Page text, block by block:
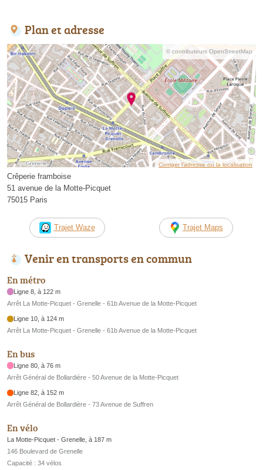
Plan et adresse
© contributeurs OpenStreetMap
Corriger l’adresse ou la localisation
Crêperie framboise
51 avenue de la Motte-Picquet
75015 Paris
Trajet Waze Trajet Maps
Venir en transports en commun
En métro
Ligne 8, à 122 m
Arrêt La Motte-Picquet - Grenelle - 61b Avenue de la Motte-Picquet
Ligne 10, à 124 m
Arrêt La Motte-Picquet - Grenelle - 61b Avenue de la Motte-Picquet
En bus
Ligne 80, à 76 m
Arrêt Général de Bollardière - 50 Avenue de la Motte-Picquet
Ligne 82, à 152 m
Arrêt Général de Bollardière - 73 Avenue de Suffren
En vélo
La Motte-Picquet - Grenelle, à 187 m
146 Boulevard de Grenelle
Capacité : 34 vélos